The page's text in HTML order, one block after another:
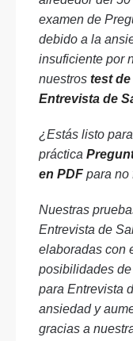
examen de
debido a la
insuficiente por
nuestros test
Entrevista de
¿Estás listo
práctica
en PDF para no
Nuestras
Entrevista de
elaboradas con
posibilidades
para Entrevista
ansiedad y
gracias a